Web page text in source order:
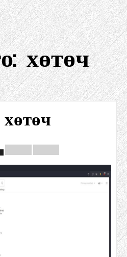
хөтөч
хөтөч